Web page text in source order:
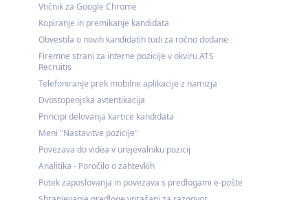
Vtičnik za Google Chrome
Kopiranje in premikanje kandidata
Obvestila o novih kandidatih tudi za ročno dodane
Firemne strani za interne pozicije v okviru ATS
Recruitis
Telefoniranje prek mobilne aplikacije z namizja
Dvostopenjska avtentikacija
Principi delovanja kartice kandidata
Meni "Nastavitve pozicije"
Povezava do videa v urejevalniku pozicij
Analitika - Poročilo o zahtevkih
Potek zaposlovanja in povezava s predlogami e-pošte